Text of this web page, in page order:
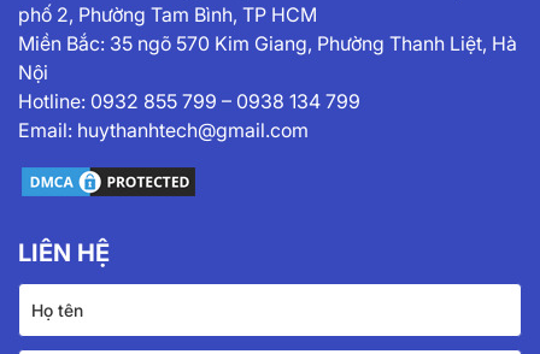
phố 2, Phường Tam Bình, TP HCM
Miền Bắc: 35 ngõ 570 Kim Giang, Phường Thanh Liệt, Hà
Nội
Hotline: 0932 855 799 – 0938 134 799
Email: huythanhtech@gmail.com
LIÊN HỆ